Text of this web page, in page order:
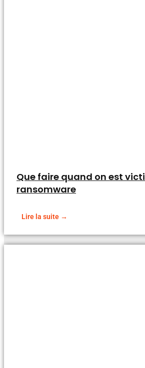
Que faire quand on est
ransomware
Lire la suite →